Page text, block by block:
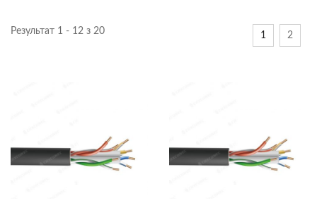
Результат 1 - 12 з 20 1 2